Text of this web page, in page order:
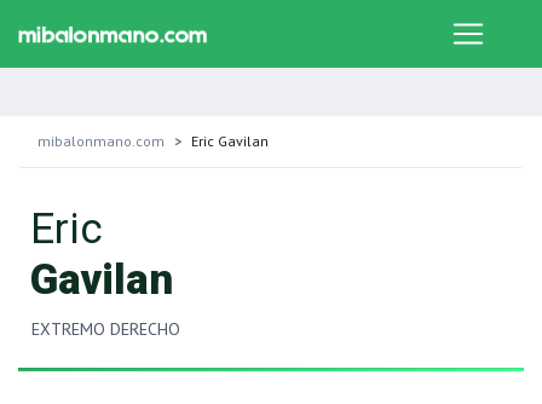
mibalonmano.com Eric Gavilan
Eric
Gavilan
EXTREMO DERECHO